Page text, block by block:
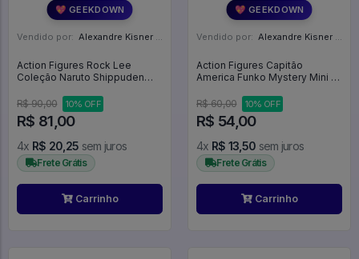
💖 GEEKDOWN
Vendido por: Alexandre Kisner - PR
Action Figures Rock Lee
Coleção Naruto Shippuden
Naruto Shippuden
R$ 90,00 10% OFF
R$ 81,00
4x R$ 20,25 sem juros
Frete Grátis
Carrinho
💖 GEEKDOWN
Vendido por: Alexandre Kisner - PR
Action Figures Capitão
America Funko Mystery Mini -
R$ 60,00
10% OFF
R$ 54,00
4x R$ 13,50 sem juros
Frete Grátis
Carrinho